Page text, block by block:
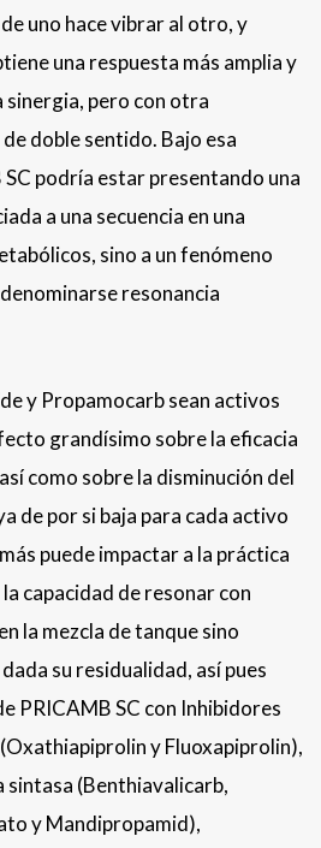
uno hace vibrar al otro, y
una respuesta más amplia y
sinergia, pero con otra
doble sentido. Bajo esa
podría estar presentando una
a una secuencia en una
sino a un fenómeno
resonancia
y Propamocarb sean activos
grandísimo sobre la eficacia
como sobre la disminución del
de por si baja para cada activo
puede impactar a la práctica
capacidad de resonar con
la mezcla de tanque sino
su residualidad, así pues
PRICAMB SC con Inhibidores
y Fluoxapiprolin),
sintasa (Benthiavalicarb,
y Mandipropamid),